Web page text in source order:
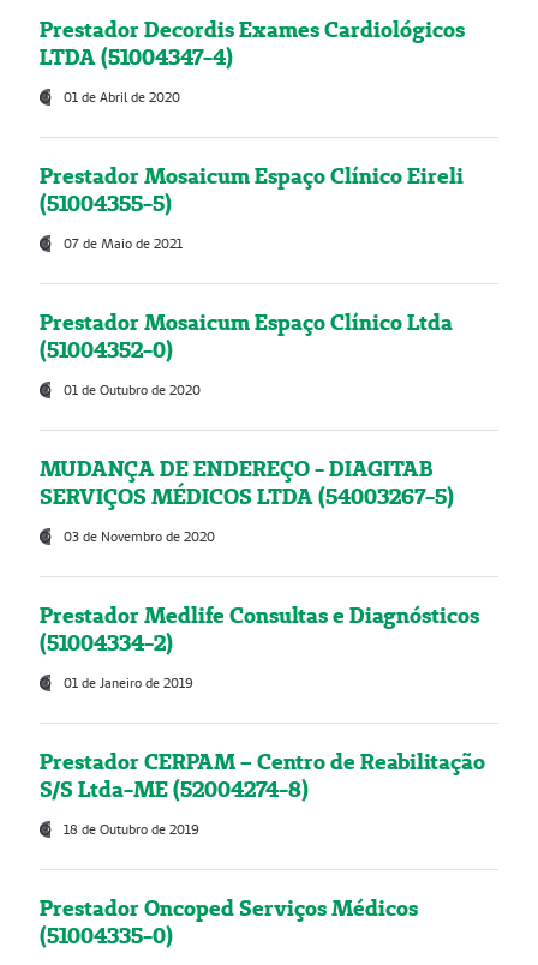
Prestador Decordis Exames Cardiológicos
LTDA (51004347-4)
01 de Abril de 2020
Prestador Mosaicum Espaço Clínico Eireli
(51004355-5)
07 de Maio de 2021
Prestador Mosaicum Espaço Clínico Ltda
(51004352-0)
01 de Outubro de 2020
MUDANÇA DE ENDEREÇO - DIAGITAB
SERVIÇOS MÉDICOS LTDA (54003267-5)
03 de Novembro de 2020
Prestador Medlife Consultas e Diagnósticos
(51004334-2)
01 de Janeiro de 2019
Prestador CERPAM – Centro de Reabilitação
S/S Ltda-ME (52004274-8)
18 de Outubro de 2019
Prestador Oncoped Serviços Médicos
(51004335-0)